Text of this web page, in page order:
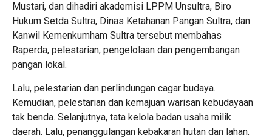
Mustari, dan dihadiri akademisi LPPM Unsultra, Biro
Hukum Setda Sultra, Dinas Ketahanan Pangan Sultra, dan
Kanwil Kemenkumham Sultra tersebut membahas
Raperda, pelestarian, pengelolaan dan pengembangan
pangan lokal.
Lalu, pelestarian dan perlindungan cagar budaya.
Kemudian, pelestarian dan kemajuan warisan kebudayaan
tak benda. Selanjutnya, tata kelola badan usaha milik
daerah. Lalu, penanggulangan kebakaran hutan dan lahan.